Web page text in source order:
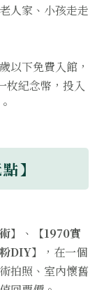
人家、小孩走走
以下免費入館，
枚紀念幣，投入
】
】 、
【1970實
DIY】
，在一個
拍照、室內懷舊